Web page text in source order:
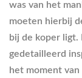
was van het
moeten hierbij
bij de koper ligt.
gedetailleerd
het moment